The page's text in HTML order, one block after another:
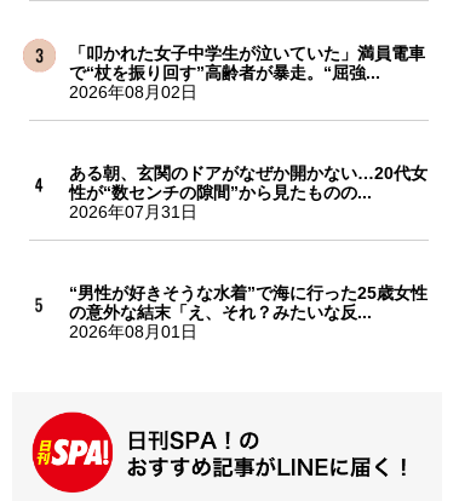
「叩かれた女子中学生が泣いていた」満員電車
で“杖を振り回す”高齢者が暴走。“屈強...
2026年08月02日
ある朝、玄関のドアがなぜか開かない…20代女
性が“数センチの隙間”から見たものの...
2026年07月31日
“男性が好きそうな水着”で海に行った25歳女性
の意外な結末「え、それ？みたいな反...
2026年08月01日